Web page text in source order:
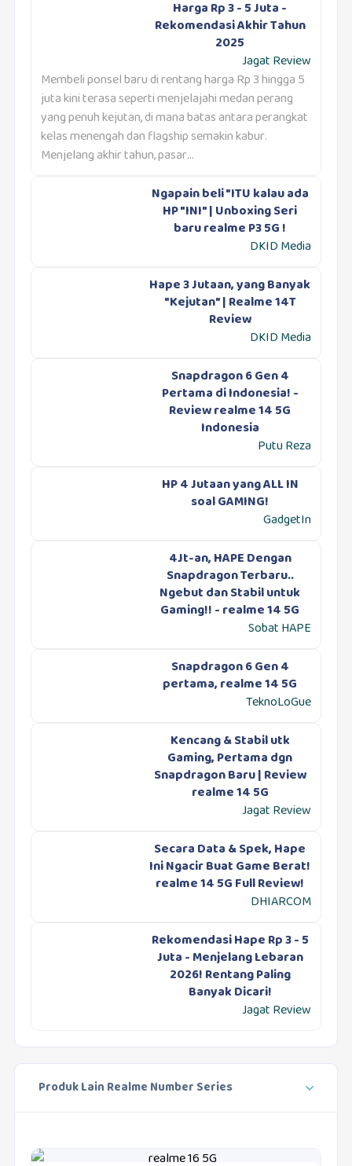
Harga Rp 3 - 5 Juta -
Rekomendasi Akhir Tahun
2025
Jagat Review
Membeli ponsel baru di rentang harga Rp 3 hingga 5
juta kini terasa seperti menjelajahi medan perang
yang penuh kejutan, di mana batas antara perangkat
kelas menengah dan flagship semakin kabur.
Menjelang akhir tahun, pasar...
Ngapain beli "ITU kalau ada
HP "INI" | Unboxing Seri
baru realme P3 5G !
DKID Media
Hape 3 Jutaan, yang Banyak
"Kejutan" | Realme 14T
Review
DKID Media
Snapdragon 6 Gen 4
Pertama di Indonesia! -
Review realme 14 5G
Indonesia
Putu Reza
HP 4 Jutaan yang ALL IN
soal GAMING!
GadgetIn
4Jt-an, HAPE Dengan
Snapdragon Terbaru..
Ngebut dan Stabil untuk
Gaming!! - realme 14 5G
Sobat HAPE
Snapdragon 6 Gen 4
pertama, realme 14 5G
TeknoLoGue
Kencang & Stabil utk
Gaming, Pertama dgn
Snapdragon Baru | Review
realme 14 5G
Jagat Review
Secara Data & Spek, Hape
Ini Ngacir Buat Game Berat!
realme 14 5G Full Review!
DHIARCOM
Rekomendasi Hape Rp 3 - 5
Juta - Menjelang Lebaran
2026! Rentang Paling
Banyak Dicari!
Jagat Review
Produk Lain Realme Number Series